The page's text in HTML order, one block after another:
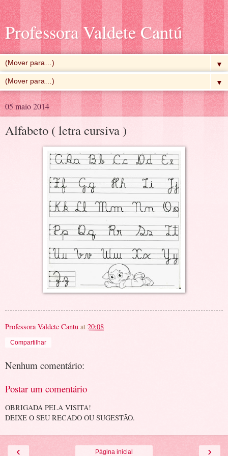
Professora Valdete Cantú
▼
▼
05 maio 2014
Alfabeto ( letra cursiva )
Professora Valdete Cantu at 20:08
Compartilhar
Nenhum comentário:
Postar um comentário
OBRIGADA PELA VISITA!
DEIXE O SEU RECADO OU SUGESTÃO.
‹ ›
Página inicial